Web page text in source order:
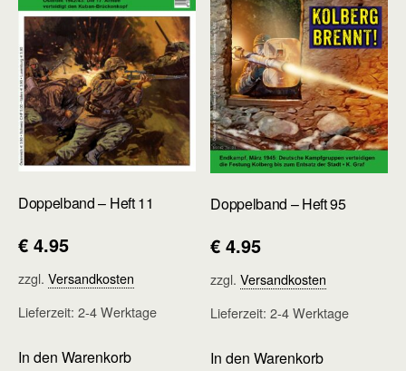
Optionen
können
auf
der
Produktseite
gewählt
werden
Doppelband – Heft 11
€ 4.95
zzgl. Versandkosten
Lieferzeit: 2-4 Werktage
In den Warenkorb
Doppelband – Heft 95
€ 4.95
zzgl.Versandkosten
Lieferzeit:2-4 Werktage
In den Warenkorb